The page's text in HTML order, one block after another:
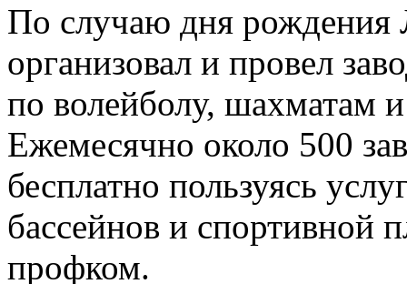
По случаю дня
организовал и провел
по волейболу, шахматам
Ежемесячно около 500
бесплатно пользуясь
бассейнов и спортивной
профком.